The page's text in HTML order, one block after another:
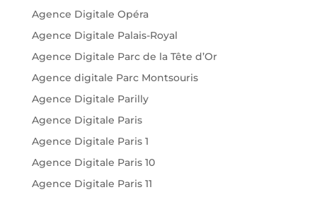
Agence Digitale Opéra
Agence Digitale Palais-Royal
Agence Digitale Parc de la Tête d’Or
Agence digitale Parc Montsouris
Agence Digitale Parilly
Agence Digitale Paris
Agence Digitale Paris 1
Agence Digitale Paris 10
Agence Digitale Paris 11